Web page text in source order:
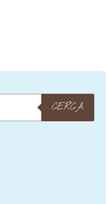
CERCA